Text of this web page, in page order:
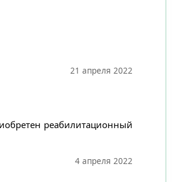
21 апреля 2022
реабилитационный
4 апреля 2022